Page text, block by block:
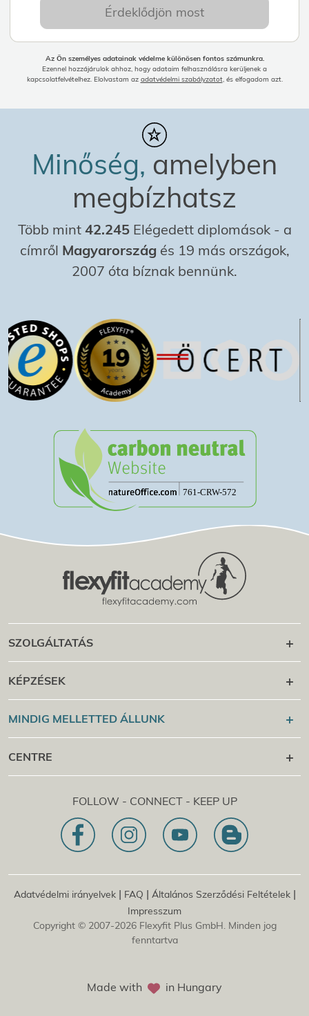
Érdeklődjön most
Az Ön személyes adatainak védelme különösen fontos számunkra.
Ezennel hozzájárulok ahhoz, hogy adataim felhasználásra kerüljenek a
kapcsolatfelvételhez. Elolvastam az adatvédelmi szabályzatot, és elfogadom azt.
Minőség, amelyben
megbízhatsz
Több mint 42.245 Elégedett diplomások- a
címről Magyarországés 19 más országok,
2007 óta bíznak bennünk.
SZOLGÁLTATÁS
Karrier utána
Online Campus
Cert Check
KÉPZÉSEK
Sport Academy
Flexyfit®masszázs Academy
Flexyfit®
MINDIG MELLETTED ÁLLUNK
+43 1 997 27 38
[email protected]
Tanácsadás és online lekérdezés
Küldetésnyilatkozatunk
CENTRE
1030 | Ausztria
Dietrichgasse 27 E.EG2
Fióktelep | DE
Konrad-Zuse-Platz 8
FOLLOW - CONNECT - KEEP UP
Adatvédelmi irányelvek| FAQ | Általános Szerződési Feltételek|
Impresszum
Copyright © 2007-2026 Flexyfit Plus GmbH. Minden jog
fenntartva
Made with in Hungary